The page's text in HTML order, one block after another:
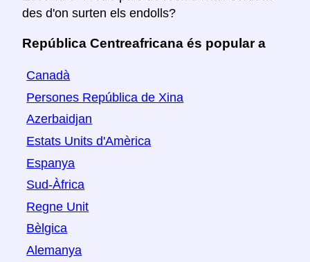
des d'on surten els endolls?
República Centreafricana és popular a
Canadà
Persones República de Xina
Azerbaidjan
Estats Units d'Amèrica
Espanya
Sud-Àfrica
Regne Unit
Bèlgica
Alemanya